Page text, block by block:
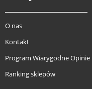
O nas
Kontakt
Program Wiarygodne Opinie
Ranking sklepów